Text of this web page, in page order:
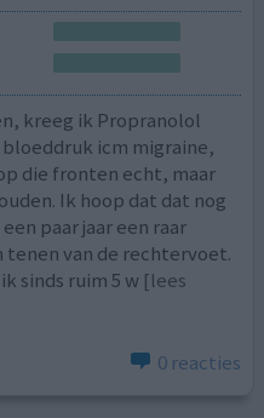
kreeg ik Propranolol
icm migraine,
die fronten echt, maar
Ik hoop dat dat nog
paar jaar een raar
van de rechtervoet.
sinds ruim 5 w [lees
0 reacties